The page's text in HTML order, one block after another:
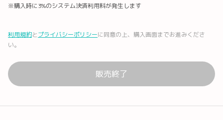
※購入時に3%のシステム決済利用料が発生します
利用規約とプライバシーポリシーに同意の上、購入画面までお進みくださ
い。
販売終了